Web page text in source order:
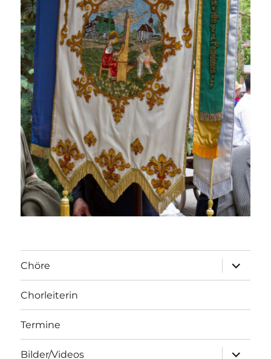
Chöre
öffnen
Chorleiterin
Termine
Bilder/Videos